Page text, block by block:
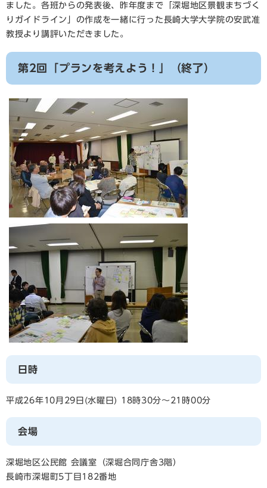
ました。各班からの発表後、昨年度まで「深堀地区景観まちづく
りガイドライン」の作成を一緒に行った長崎大学大学院の安武准
教授より講評いただきました。
第2回「プランを考えよう！」（終了）
日時
平成26年10月29日(水曜日) 18時30分～21時00分
会場
深堀地区公民館 会議室（深堀合同庁舎3階）
長崎市深堀町5丁目182番地